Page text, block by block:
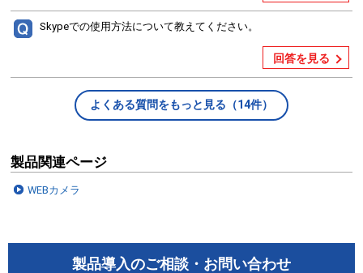
Skypeでの使用方法について教えてください。
回答を見る
よくある質問をもっと見る（14件）
製品関連ページ
WEBカメラ
製品導入のご相談・お問い合わせ